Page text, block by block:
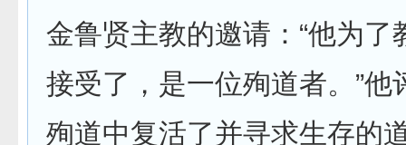
金鲁贤主教的邀请：“他为了
接受了，是一位殉道者。”他​​
殉道中复活了并寻求生存的